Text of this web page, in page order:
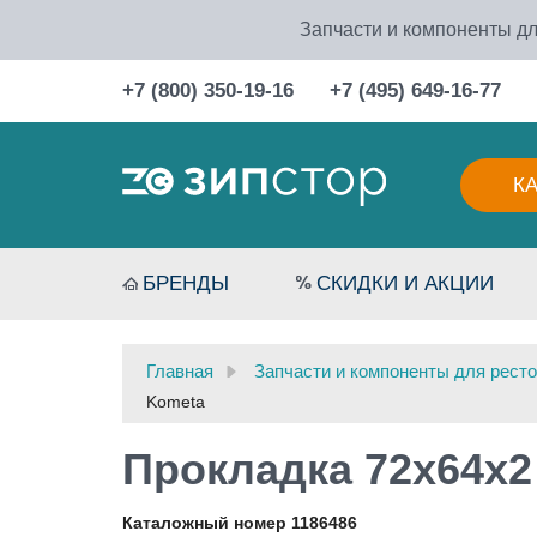
Запчасти и компоненты
+7 (800) 350-19-16 +7 (495) 649-16-77
БРЕНДЫ СКИДКИ И АКЦИИ
Главная Запчасти и компоненты для
Kometa
Прокладка
Каталожный номер 1186486